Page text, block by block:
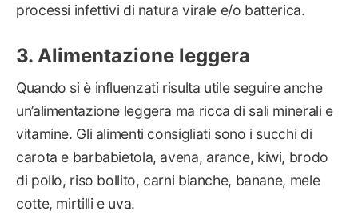
processi infettivi di natura virale e/o batterica.
Alimentazione leggera
Quando si è influenzati risulta utile seguire anche
un’alimentazione leggera ma ricca di sali minerali e
vitamine. Gli alimenti consigliati sono i succhi di
carota e barbabietola, avena, arance, kiwi, brodo
di pollo, riso bollito, carni bianche, banane, mele
cotte, mirtilli e uva.